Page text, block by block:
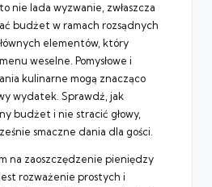
nie lada wyzwanie, zwłaszcza
budżet w ramach rozsądnych
elementów, który
weselne. Pomysłowe i
kulinarne mogą znacząco
wydatek. Sprawdź, jak
budżet i nie stracić głowy,
smaczne dania dla gości.
na zaoszczędzenie pieniędzy
rozważenie prostych i